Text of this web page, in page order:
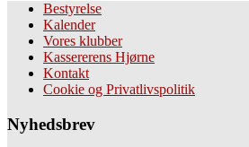
Bestyrelse
Kalender
Vores klubber
Kassererens Hjørne
Kontakt
Cookie og Privatlivspolitik
Nyhedsbrev